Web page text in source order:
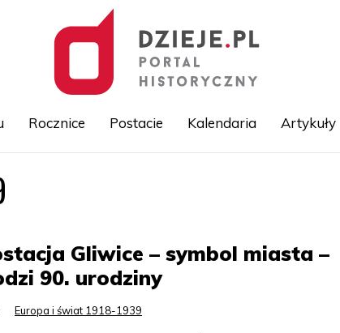
Rocznice Postacie Kalendaria Artykuły
Gliwice – symbol miasta –
90. urodziny
Europa i świat 1918-1939